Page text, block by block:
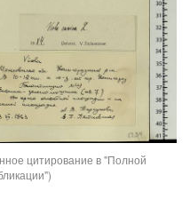
цитирование в "Полной